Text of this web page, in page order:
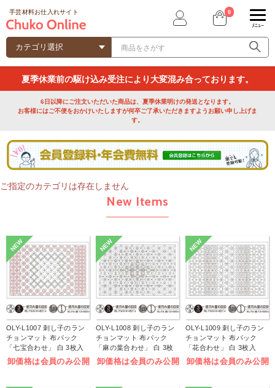
手芸材料お仕入れサイト 0
ﾒﾆｭｰ
夏季休業前の駆け込み受注により大変混み合っております。
6日以降にご注文いただいた商品は、夏季休業明けの発送となります。
お客様にはご不便をおかけいたしますが何卒ご了承いただきますようお願い申し上げま
す。
ご指定のカテゴリは存在しません
New Items
NEW
OLY-L1007 刺し子のラン
チョンマット 布パック
「七宝合わせ」 白 3枚入
(袋)
卸価格は会員のみ公開
NEW
OLY-L1008 刺し子のラン
チョンマット 布パック
「麻の葉合わせ」 白 3枚
入 (袋)
卸価格は会員のみ公開
NEW
OLY-L1009 刺し子のラン
チョンマット 布パック
「花合わせ」 白 3枚入
(袋)
卸価格は会員のみ公開